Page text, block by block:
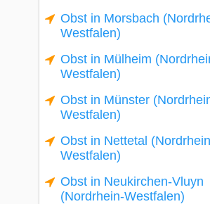
Obst in Morsbach
Westfalen)
Obst in Mülheim
Westfalen)
Obst in Münster
Westfalen)
Obst in Nettetal
Westfalen)
Obst in Neukirchen-Vluyn
(Nordrhein-Westfalen)